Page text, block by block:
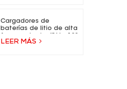
Cargadores de
baterías de litio de alta
A para carretillas
LEER MÁS